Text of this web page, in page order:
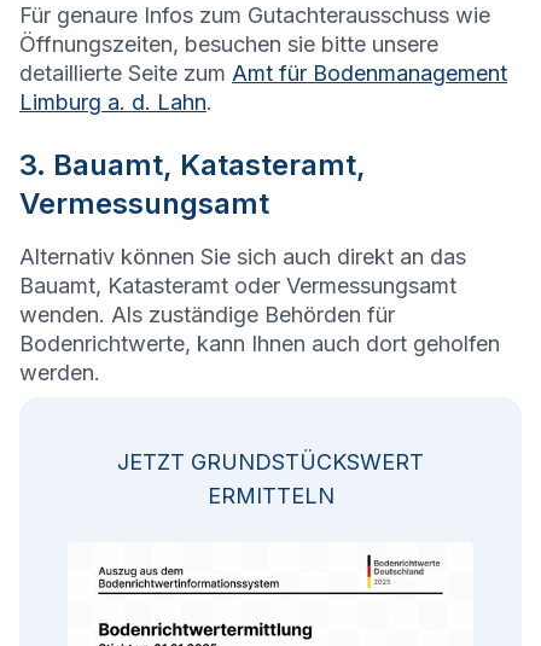
Für genaure Infos zum Gutachterausschuss wie
Öffnungszeiten, besuchen sie bitte unsere
detaillierte Seite zum Amt für Bodenmanagement
Limburg a. d. Lahn.
3. Bauamt, Katasteramt,
Vermessungsamt
Alternativ können Sie sich auch direkt an das
Bauamt, Katasteramt oder Vermessungsamt
wenden. Als zuständige Behörden für
Bodenrichtwerte, kann Ihnen auch dort geholfen
werden.
JETZT GRUNDSTÜCKSWERT
ERMITTELN